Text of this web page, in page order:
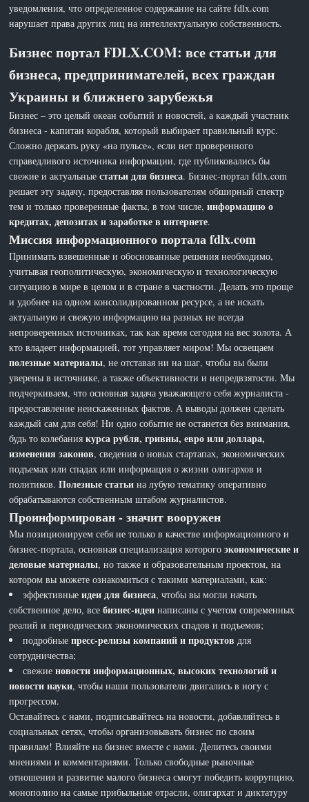
уведомления, что определенное содержание на сайте fdlx.com
нарушает права других лиц на интеллектуальную собственность.
Бизнес портал FDLX.COM: все статьи для
бизнеса, предпринимателей, всех граждан
Украины и ближнего зарубежья
Бизнес – это целый океан событий и новостей, а каждый участник
бизнеса - капитан корабля, который выбирает правильный курс.
Сложно держать руку «на пульсе», если нет проверенного
справедливого источника информации, где публиковались бы
свежие и актуальныестатьи для бизнеса. Бизнес-портал fdlx.com
решает эту задачу, предоставляя пользователям обширный спектр
тем и только проверенные факты, в том числе,информацию о
кредитах, депозитах и заработке в интернете.
Миссия информационного портала fdlx.com
Принимать взвешенные и обоснованные решения необходимо,
учитывая геополитическую, экономическую и технологическую
ситуацию в мире в целом и в стране в частности. Делать это проще
и удобнее на одном консолидированном ресурсе, а не искать
актуальную и свежую информацию на разных не всегда
непроверенных источниках, так как время сегодня на вес золота. А
кто владеет информацией, тот управляет миром! Мы освещаем
полезные материалы, не отставая ни на шаг, чтобы вы были
уверены в источнике, а также объективности и непредвзятости. Мы
подчеркиваем, что основная задача уважающего себя журналиста -
предоставление неискаженных фактов. А выводы должен сделать
каждый сам для себя! Ни одно событие не останется без внимания,
будь то колебаниякурса рубля, гривны, евро или доллара,
изменения законов, сведения о новых стартапах, экономических
подъемах или спадах или информация о жизни олигархов и
политиков.Полезные статьи на лубую тематику оперативно
обрабатываются собственным штабом журналистов.
Проинформирован - значит вооружен
Мы позиционируем себя не только в качестве информационного и
бизнес-портала, основная специализация которогоэкономические и
деловые материалы, но также и образовательным проектом, на
котором вы можете ознакомиться с такими материалами, как:
эффективныеидеи для бизнеса, чтобы вы могли начать
собственное дело, всебизнес-идеи написаны с учетом современных
реалий и периодических экономических спадов и подъемов;
подробныепресс-релизы компаний и продуктов для
сотрудничества;
свежиеновости информационных, высоких технологий и
новости науки, чтобы наши пользователи двигались в ногу с
прогрессом.
Оставайтесь с нами, подписывайтесь на новости, добавляйтесь в
социальных сетях, чтобы организовывать бизнес по своим
правилам! Влияйте на бизнес вместе с нами. Делитесь своими
мнениями и комментариями. Только свободные рыночные
отношения и развитие малого бизнеса смогут победить коррупцию,
монополию на самые прибыльные отрасли, олигархат и диктатуру